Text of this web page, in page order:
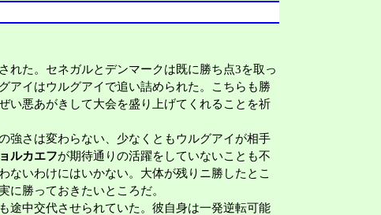
た。セネガルとデンマークは既に勝ち点3を取っ
アイはウルグアイで追い詰められた。こちらも勝
い悪あがきして大会を盛り上げてくれることを祈
強さは変わらない、少なくともウルグアイが相手
ルカエフが期待通りの活躍をしていないことも不
いわけにはいかない。大体が残りニ勝したとこ
に勝っておきたいところだ。
途中交代させられていた。彼自身は一発逆転可能